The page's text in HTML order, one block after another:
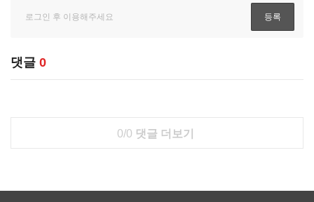
댓글 0
0/0 댓글 더보기